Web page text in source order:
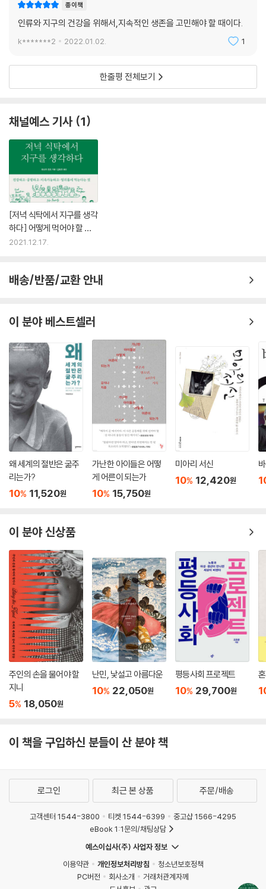
종이책
인류와 지구의 건강을 위해서,지속적인 생존을 고민해야 할 때이다.
k*******2 2022.01.02. 1
한줄평 전체보기
채널예스 기사 1
[저녁 식탁에서 지구를 생각
하다] 어떻게 먹어야 할 것
인가?
2021.12.17.
배송/반품/교환 안내
이 분야 베스트셀러
왜 세계의 절반은 굶주
리는가?
10% 11,520원
가난한 아이들은 어떻
게 어른이 되는가
10% 15,750원
미아리 서신
10% 12,420원
이 분야 신상품
주인의 손을 물어야 할
지니
5% 18,050원
난민, 낯설고 아름다운
10% 22,050원
평등사회 프로젝트
10% 29,700원
이 책을 구입하신 분들이 산 분야 책
로그인 최근 본 상품 주문/배송
고객센터 1544-3800 티켓 1544-6399
중고샵 1566-4295
eBook 1:1문의/채팅상담
예스이십사(주) 사업자 정보
이용약관
개인정보처리방침
청소년보호정책
PC버전
회사소개
거래처관계자께